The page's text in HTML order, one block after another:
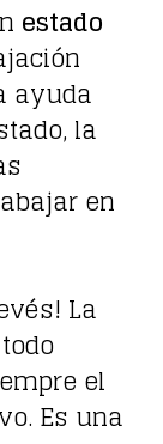
estado
ayuda
la
en
La
el
Es una